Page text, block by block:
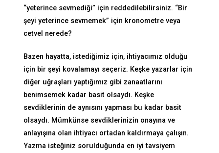
“yeterince sevmediği” için reddedilebilirsiniz. “Bir
şeyi yeterince sevmemek” için kronometre veya
cetvel nerede?
Bazen hayatta, istediğimiz için, ihtiyacımız olduğu
için bir şeyi kovalamayı seçeriz. Keşke yazarlar için
diğer uğraşları yaptığımız gibi zanaatlarını
benimsemek kadar basit olsaydı. Keşke
sevdiklerinin de aynısını yapması bu kadar basit
olsaydı. Mümkünse sevdiklerinizin onayına ve
anlayışına olan ihtiyacı ortadan kaldırmaya çalışın.
Yazma isteğiniz sorulduğunda en iyi tavsiyem